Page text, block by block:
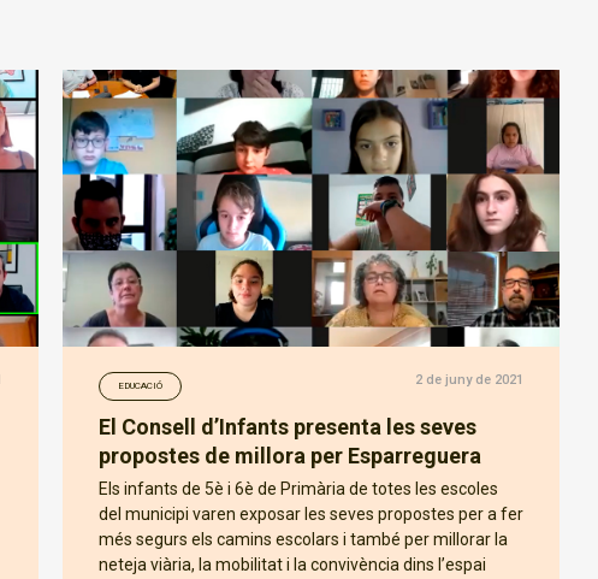
EDUCACIÓ 2 de juny de 2021
El Consell d’Infants presenta les seves
propostes de millora per Esparreguera
Els infants de 5è i 6è de Primària de totes les escoles
del municipi varen exposar les seves propostes per a fer
més segurs els camins escolars i també per millorar la
neteja viària, la mobilitat i la convivència dins l’espai